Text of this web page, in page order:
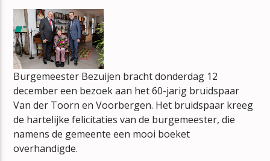
mz-radio
Burgemeester Bezuijen bracht donderdag 12
december een bezoek aan het 60-jarig bruidspaar
Van der Toorn en Voorbergen. Het bruidspaar kreeg
de hartelijke felicitaties van de burgemeester, die
namens de gemeente een mooi boeket
overhandigde.